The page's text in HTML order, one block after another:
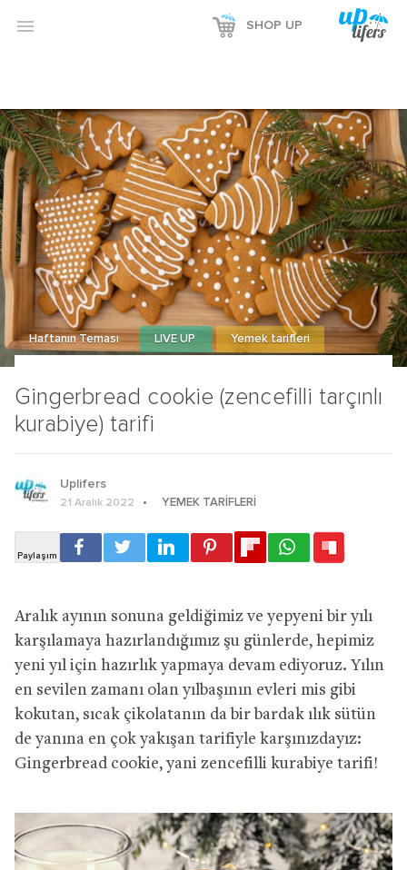
Reklamı Göster
Reklamı Gizle
 SHOP UP
Gingerbread cookie (zencefilli tarçınlı
kurabiye) tarifi
Haftanın Teması LIVE UP Yemek tarifleri
Uplifers
21 Aralık 2022 YEMEK TARIFLERI
Aralık ayının sonuna geldiğimiz ve yepyeni bir yılı
karşılamaya hazırlandığımız şu günlerde, hepimiz
yeni yıl için hazırlık yapmaya devam ediyoruz. Yılın
en sevilen zamanı olan yılbaşının evleri mis gibi
kokutan, sıcak çikolatanın da bir bardak ılık sütün
de yanına en çok yakışan tarifiyle karşınızdayız:
Gingerbread cookie, yani zencefilli kurabiye tarifi!